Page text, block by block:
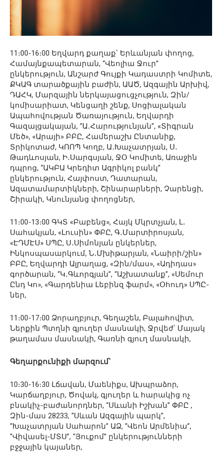
11։00-16։00 Եղվարդ քաղաք՝ Երևանյան փողոց,
Համայնքապետարան, “Վեոլիա Ջուր”
ընկերություն, Անշարժ Գույքի Կադաստրի Կոմիտե,
ՔԿԱԳ տարածքային բաժին, ԱԱԾ, Ազգային Արխիվ,
ԴԱՀԿ, Մարզային ներկայացուցչություն, Զին/
կոմիսարիատ, Կենցաղի շենք, Սոցիալական
Ապահովության Ծառայություն, Եղվարդի
Գազալցակայան, “Ա․Հարությունյան”, «Տիգրան
Մեծ», «Արայի» ԲԲԸ, Համերաշխ Ընտանիք,
Տրիկոտաժ, ԿՈՈՊ Կողբ, Ա․Խաչատրյան, Ս․
Թադևոսյան, Ի․Սարգսյան, ՋՕ Կոմիտե, Առաջին
դպրոց, “ԱԿԲԱ Կրեդիտ Ագրիկոլ բանկ”
ընկերություն, Հայփոստ, Դատարան,
Ազատամարտիկների, Շինարարների, Չարենցի,
Շիրակի, Կնունյանց փողոցներ,
11։00-13։00 ԳԿՏ «Բաբենց», Հայկ Մկրտչյան, Լ․
Սահակյան, «Լուսին» ՓԲԸ, Գ․Մարտիրոսյան,
«ԷԴՄԷՍ» ՍՊԸ, Ս․Սիմոնյան ընկերներ,
Ինկոսպասարկում, Ն․Մխիթարյան, «Նաիրի/շին»
ԲԲԸ, Եղվարդի Ալրաղաց, «Զին/մաս», «Ադիդաս»
գործարան, “Կ․Գևորգյան”, “Աշխատանք”, «Սեմուր
Ընդ Կո», «Գարդենիա Լեբինզ ֆարմ», «Օհուդ» ՍՊԸ-
ներ,
11։00-17։00 Ձորաղբյուր, Գեղաշեն, Բալահովիտ,
Ներքին Պտղնի գյուղեր մասնակի, Ջրվեժ՝ Մայակ
թաղամաս մասնակի, Գառնի գյուղ մասնակի,
Գեղարքունիքի մարզում՝
10։30-16։30 Լճավան, Մաենիքս, Ախպրաձոր,
Կարճաղբյուր, Ծովակ, գյուղեր և հարակից ոչ
բնակիչ-բաժանորդներ, “Սևանի Իշխան” ՓԲԸ ,
Զին-մաս 28233, “Սևան Ազգային պարկ”,
“Խաչատրյան Սահարոն” ԱՁ, “Վեոն Արմենիա”,
“Վիվասել-ՄՏՍ”, “Յուքոմ” ընկերությունների
բջջային կայաներ,